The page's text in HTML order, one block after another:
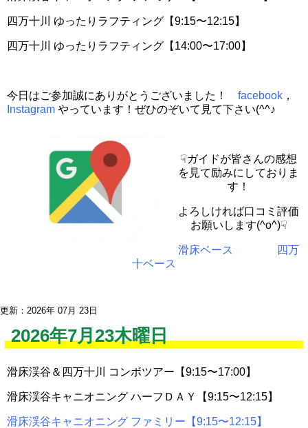
四万十川 ゆったりラフティング【9:15〜12:15】
四万十川 ゆったりラフティング【14:00〜17:00】
今日はご参加誠にありがとうございました！ facebook ，
Instagram やっています！ぜひのぞいて見て下さい(^^♪
☟ガイドが皆さんの感想
を見て励みにしておりま
す！
よろしければ口コミ評価
お願いします(^o^)☟
滑床ベース
四万
十ベース
更新：2026年 07月 23日
2026年7月23木曜日
滑床渓谷＆四万十川 コンボツアー【9:15〜17:00】
滑床渓谷キャニオニング ハーフＤＡＹ【9:15〜12:15】
滑床渓谷キャニオニング ファミリー【9:15〜12:15】